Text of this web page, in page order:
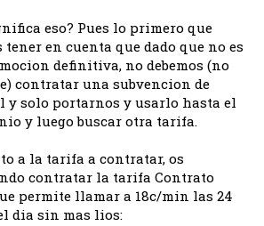
eso? Pues lo primero que
tener en cuenta que dado que no es
definitiva, no debemos (no
contratar una subvencion de
y solo portarnos y usarlo hasta el
y luego buscar otra tarifa.
a la tarifa a contratar, os
contratar la tarifa Contrato
permite llamar a 18c/min las 24
dia sin mas lios: